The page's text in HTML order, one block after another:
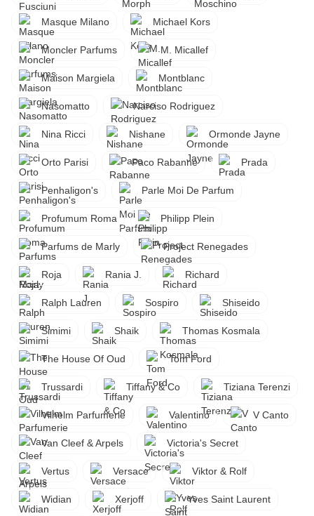
Masque Milano Michael Kors
Moncler Parfums M. Micallef
Maison Margiela Montblanc
Nasomatto Narciso Rodriguez
Nina Ricci Nishane Ormonde Jayne
Orto Parisi Paco Rabanne Prada
Penhaligon's Parle Moi De Parfum
Profumum Roma Philipp Plein
Parfums de Marly Project Renegades
Roja Rania J. Richard
Ralph Lauren Sospiro Shiseido
Simimi Shaik Thomas Kosmala
The House Of Oud Tom Ford
Trussardi Tiffany & Co Tiziana Terenzi
Vilhelm Parfumerie Valentino V Canto
Van Cleef & Arpels Victoria's Secret
Vertus Versace Viktor & Rolf
Widian Xerjoff Yves Saint Laurent